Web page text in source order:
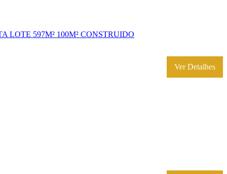
597M² 100M² CONSTRUIDO
Ver Detalhes